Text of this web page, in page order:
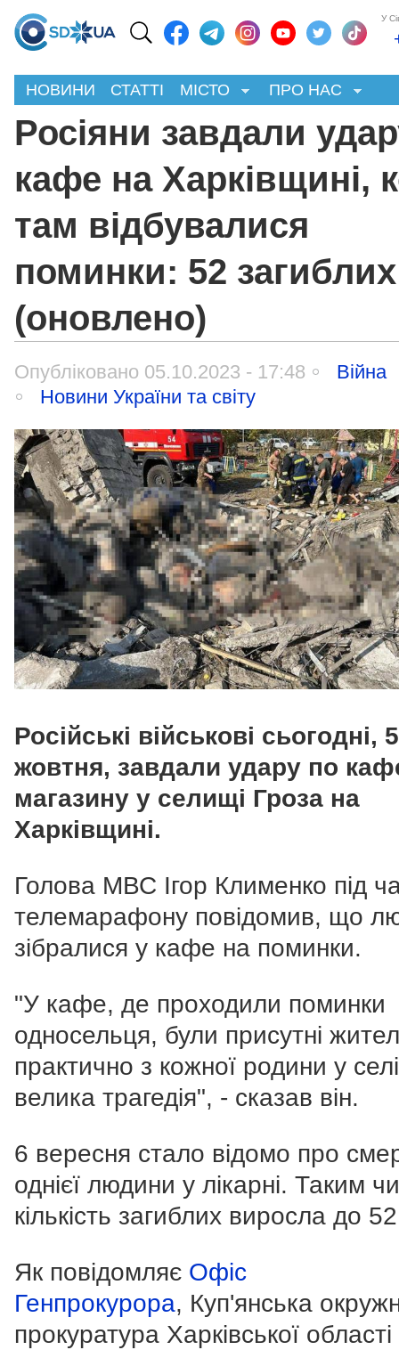
У
НОВИНИ СТАТТІ МІСТО ПРО НАС
Росіяни завдали
кафе на Харківщині,
там відбувалися
поминки: 52 загиблих
(оновлено)
Опубліковано 05.10.2023 - 17:48
Війна
Новини України та світу
Російські військові сьогодні, 5
жовтня, завдали удару по
магазину у селищі Гроза на
Харківщині.
Голова МВС Ігор Клименко під
телемарафону повідомив, що
зібралися у кафе на поминки.
"У кафе, де проходили поминки
односельця, були присутні
практично з кожної родини у
велика трагедія", - сказав він.
6 вересня стало відомо про
однієї людини у лікарні. Таким
кількість загиблих виросла до
Як повідомляє Офіс
Генпрокурора, Куп'янська
прокуратура Харківської області